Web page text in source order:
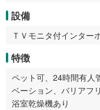
設備
ＴＶモニタ付インター
特徴
ペット可、24時間有人
ベーション、バリアフ
浴室乾燥機あり